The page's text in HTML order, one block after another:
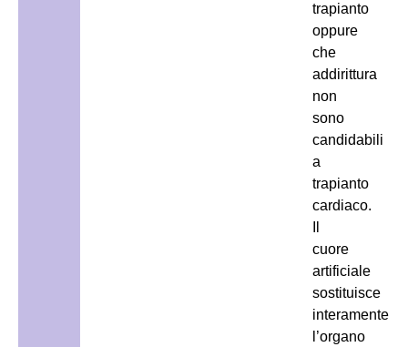
trapianto
oppure
che
addirittura
non
sono
candidabili
a
trapianto
cardiaco.
cuore
artificiale
sostituisce
interamente
l’organo